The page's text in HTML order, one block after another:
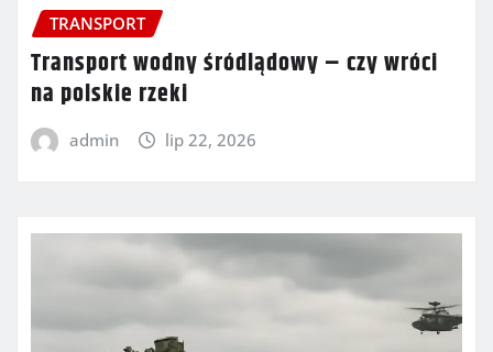
TRANSPORT
Transport wodny śródlądowy – czy wróci
na polskie rzeki
admin lip 22, 2026